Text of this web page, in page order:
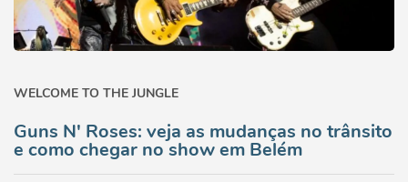
WELCOME TO THE JUNGLE
Guns N' Roses: veja as mudanças no trânsito
e como chegar no show em Belém